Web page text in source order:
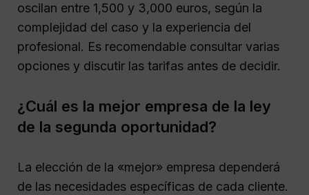
oscilan entre 1,500 y 3,000 euros, según la
complejidad del caso y la experiencia del
profesional. Es recomendable consultar varias
opciones y discutir las tarifas antes de decidir.
¿Cuál es la mejor empresa de la ley
de la segunda oportunidad?
La elección de la «mejor» empresa dependerá
de las necesidades específicas de cada cliente.